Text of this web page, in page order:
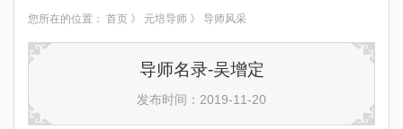
您所在的位置： 首页 》 元培导师 》 导师风采
导师名录-吴增定
发布时间：2019-11-20